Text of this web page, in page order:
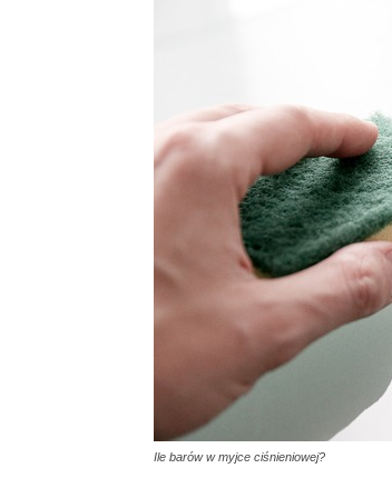
Ile barów w myjce ciśnieniowej?